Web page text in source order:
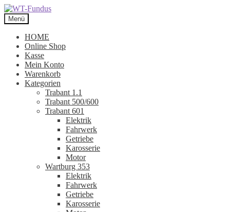
Zur
Navigation
springen
Zum
Inhalt
springen
Menü
HOME
Online Shop
Kasse
Mein Konto
Warenkorb
Kategorien
Trabant 1.1
Trabant 500/600
Trabant 601
Elektrik
Fahrwerk
Getriebe
Karosserie
Motor
Wartburg 353
Elektrik
Fahrwerk
Getriebe
Karosserie